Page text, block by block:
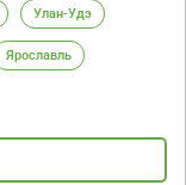
Улан-Удэ
Ярославль